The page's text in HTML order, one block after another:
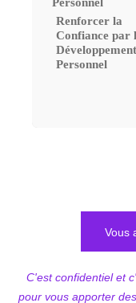
Renforcer la
Confiance par
Développement
Personnel
Vous
C'est confidentiel et
pour vous apporter